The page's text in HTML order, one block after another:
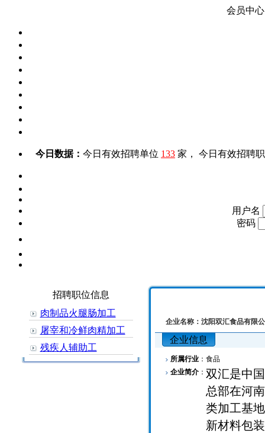
会员中心
今日数据： 今日有效招聘单位 133 家， 今日有效招聘
用户名
密码
招聘职位信息
肉制品火腿肠加工
屠宰和冷鲜肉精加工
残疾人辅助工
企业名称： 沈阳双汇食品有限
企业信息
所属行业 ： 食品
企业简介 ： 双汇是中
总部在河
类加工基
新材料包